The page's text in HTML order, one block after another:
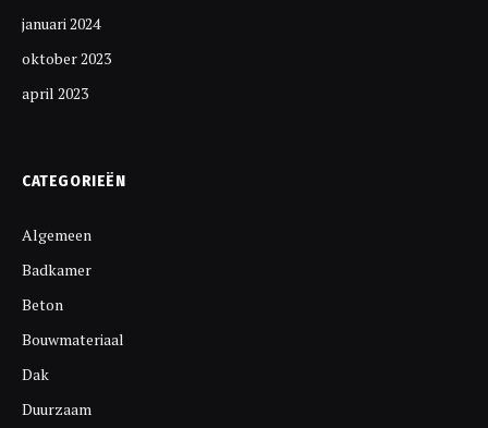
januari 2024
oktober 2023
april 2023
CATEGORIEËN
Algemeen
Badkamer
Beton
Bouwmateriaal
Dak
Duurzaam